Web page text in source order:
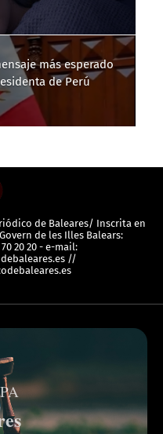
más esperado
de Perú
de Baleares/ Inscrita en
de les Illes Balears:
70 20 20 - e-mail:
//